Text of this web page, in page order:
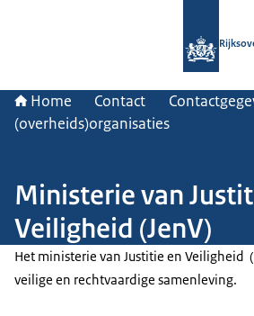
Home Contact
(overheids)organisaties
Ministerie van
Veiligheid (JenV)
Het ministerie van Justitie en Veiligheid
veilige en rechtvaardige samenleving.